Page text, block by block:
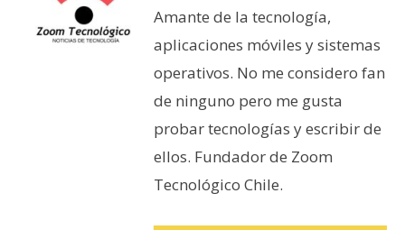
Amante de la tecnología,
aplicaciones móviles y sistemas
operativos. No me considero fan
de ninguno pero me gusta
probar tecnologías y escribir de
ellos. Fundador de Zoom
Tecnológico Chile.